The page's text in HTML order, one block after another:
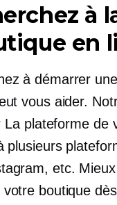
à
en
à démarrer
vous aider.
La plateforme de
plusieurs
etc.
boutique